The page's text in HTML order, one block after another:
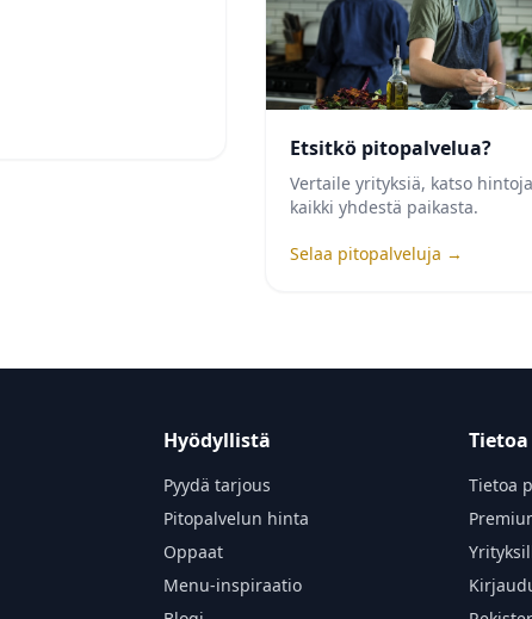
Etsitkö pitopalvelua?
Vertaile yrityksiä, katso
kaikki yhdestä paikasta.
Selaa pitopalveluja →
Hyödyllistä
Pyydä tarjous
Pitopalvelun hinta
Oppaat
Menu-inspiraatio
Tietoa
Tietoa